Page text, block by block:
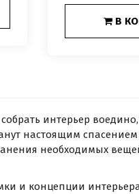
В
интерьер
настоящим
необходимых
и концепции